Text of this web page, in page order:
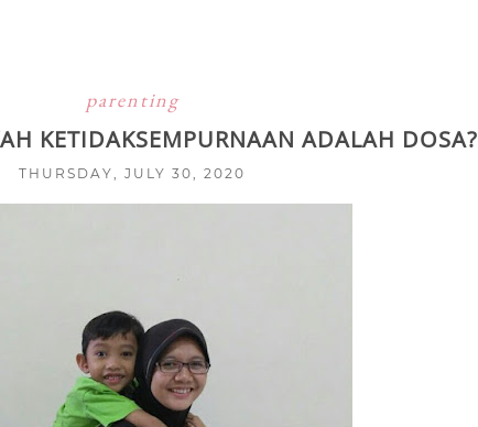
parenting
KETIDAKSEMPURNAAN ADALAH DOSA?
THURSDAY, JULY 30, 2020